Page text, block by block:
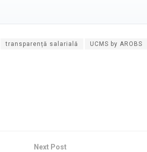
transparență salarială UCMS by AROBS
Next Post